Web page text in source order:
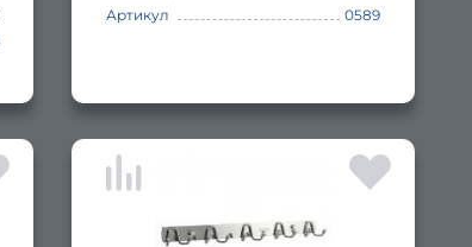
Артикул
0589